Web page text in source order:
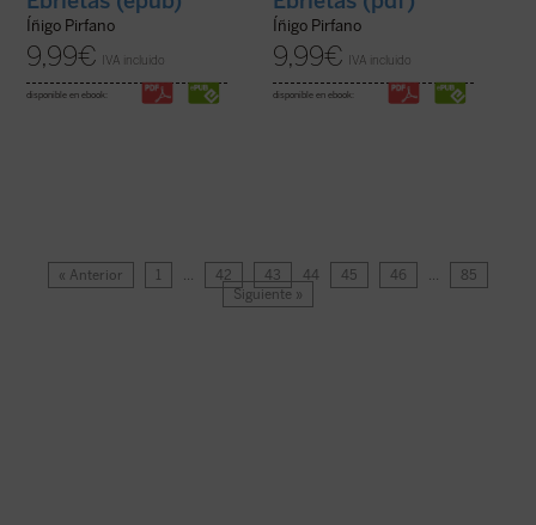
Íñigo Pirfano
9,99€ IVA incluido
disponible en ebook:
Íñigo Pirfano
9,99€ IVA incluido
disponible en ebook:
« Anterior 1 … 42 43 44 45 46 …
85
Siguiente »